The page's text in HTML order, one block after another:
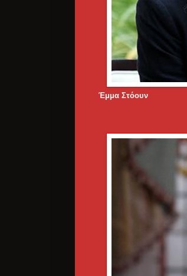
Έμμα Στόουν